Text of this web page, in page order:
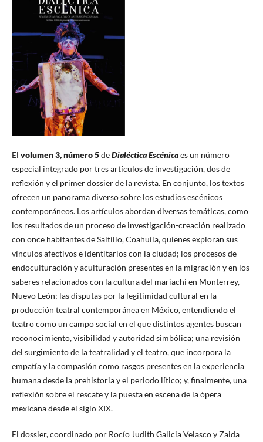
El volumen 3, número 5deDialéctica Escénicaes un número
especial integrado por tres artículos de investigación, dos de
reflexión y el primer dossier de la revista. En conjunto, los textos
ofrecen un panorama diverso sobre los estudios escénicos
contemporáneos. Los artículos abordan diversas temáticas, como
los resultados de un proceso de investigación-creación realizado
con once habitantes de Saltillo, Coahuila, quienes exploran sus
vínculos afectivos e identitarios con la ciudad; los procesos de
endoculturación y aculturación presentes en la migración y en los
saberes relacionados con la cultura del mariachi en Monterrey,
Nuevo León; las disputas por la legitimidad cultural en la
producción teatral contemporánea en México, entendiendo el
teatro como un campo social en el que distintos agentes buscan
reconocimiento, visibilidad y autoridad simbólica; una revisión
del surgimiento de la teatralidad y el teatro, que incorpora la
empatía y la compasión como rasgos presentes en la experiencia
humana desde la prehistoria y el periodo lítico; y, finalmente, una
reflexión sobre el rescate y la puesta en escena de la ópera
mexicana desde el siglo XIX.
El dossier, coordinado por Rocío Judith Galicia Velasco y Zaida